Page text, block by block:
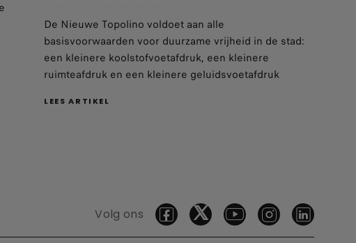
ruimteafdruk en een kleinere geluidsvoetafdruk
LEES ARTIKEL